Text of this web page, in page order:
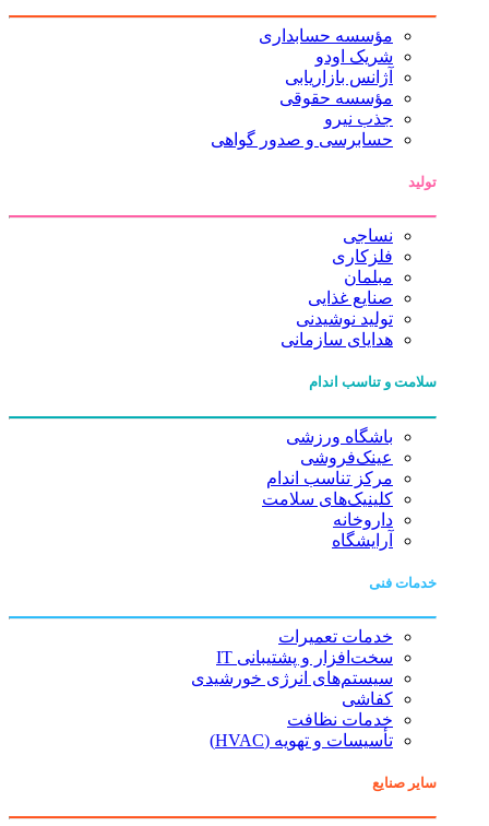
مؤسسه حسابداری
شریک اودو
آژانس بازاریابی
مؤسسه حقوقی
جذب نیرو
حسابرسی و صدور گواهی
تولید
نساجی
فلزکاری
مبلمان
صنایع غذایی
تولید نوشیدنی
هدایای سازمانی
سلامت و تناسب اندام
باشگاه ورزشی
عینک‌فروشی
مرکز تناسب اندام
کلینیک‌های سلامت
داروخانه
آرایشگاه
خدمات فنی
خدمات تعمیرات
سخت‌افزار و پشتیبانی IT
سیستم‌های انرژی خورشیدی
کفاشی
خدمات نظافت
تأسیسات و تهویه (HVAC)
سایر صنایع